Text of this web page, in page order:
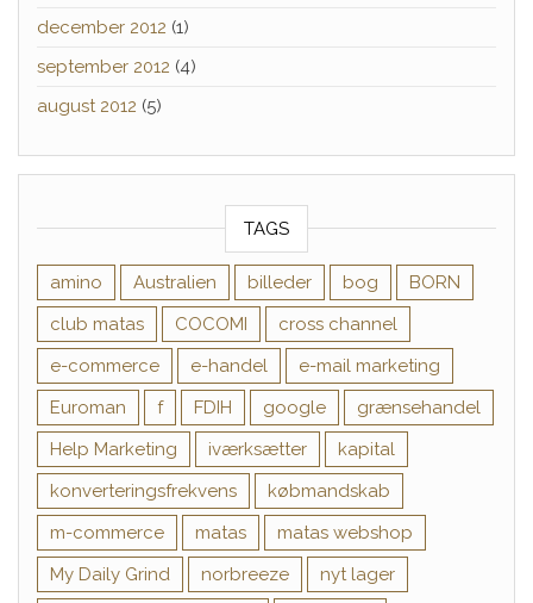
december 2012 (1)
september 2012 (4)
august 2012 (5)
TAGS
amino Australien billeder bog
BORN
club matas
COCOMI
cross channel
e-commerce
e-handel
e-mail marketing
Euroman
f FDIH google
grænsehandel
Help Marketing
iværksætter
kapital
konverteringsfrekvens
købmandskab
m-commerce
matas
matas webshop
My Daily Grind
norbreeze
nyt lager